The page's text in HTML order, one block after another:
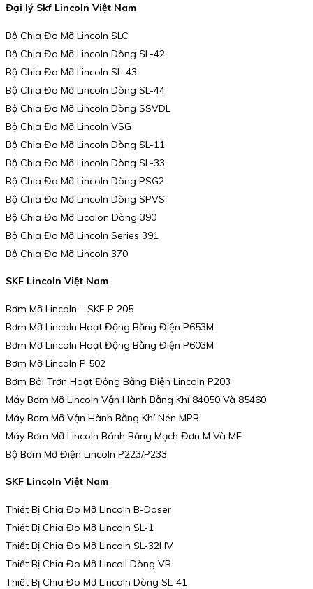
Đại lý Skf Lincoln Việt Nam
Bộ Chia Đo Mỡ Lincoln SLC
Bộ Chia Đo Mỡ Lincoln Dòng SL-42
Bộ Chia Đo Mỡ Lincoln SL-43
Bộ Chia Đo Mỡ Lincoln Dòng SL-44
Bộ Chia Đo Mỡ Lincoln Dòng SSVDL
Bộ Chia Đo Mỡ Lincoln VSG
Bộ Chia Đo Mỡ Lincoln Dòng SL-11
Bộ Chia Đo Mỡ Lincoln Dòng SL-33
Bộ Chia Đo Mỡ Lincoln Dòng PSG2
Bộ Chia Đo Mỡ Lincoln Dòng SPVS
Bộ Chia Đo Mỡ Licolon Dòng 390
Bộ Chia Đo Mỡ Lincoln Series 391
Bộ Chia Đo Mỡ Lincoln 370
SKF Lincoln Việt Nam
Bơm Mỡ Lincoln – SKF P 205
Bơm Mỡ Lincoln Hoạt Động Bằng Điện P653M
Bơm Mỡ Lincoln Hoạt Động Bằng Điện P603M
Bơm Mỡ Lincoln P 502
Bơm Bôi Trơn Hoạt Động Bằng Điện Lincoln P203
Máy Bơm Mỡ Lincoln Vận Hành Bằng Khí 84050 Và 85460
Máy Bơm Mỡ Vận Hành Bằng Khí Nén MPB
Máy Bơm Mỡ Lincoln Bánh Răng Mạch Đơn M Và MF
Bộ Bơm Mỡ Điện Lincoln P223/P233
SKF Lincoln Việt Nam
Thiết Bị Chia Đo Mỡ Lincoln B-Doser
Thiết Bị Chia Đo Mỡ Lincoln SL-1
Thiết Bị Chia Đo Mỡ Lincoln SL-32HV
Thiết Bị Chia Đo Mỡ Lincoll Dòng VR
Thiết Bị Chia Đo Mỡ Lincoln Dòng SL-41